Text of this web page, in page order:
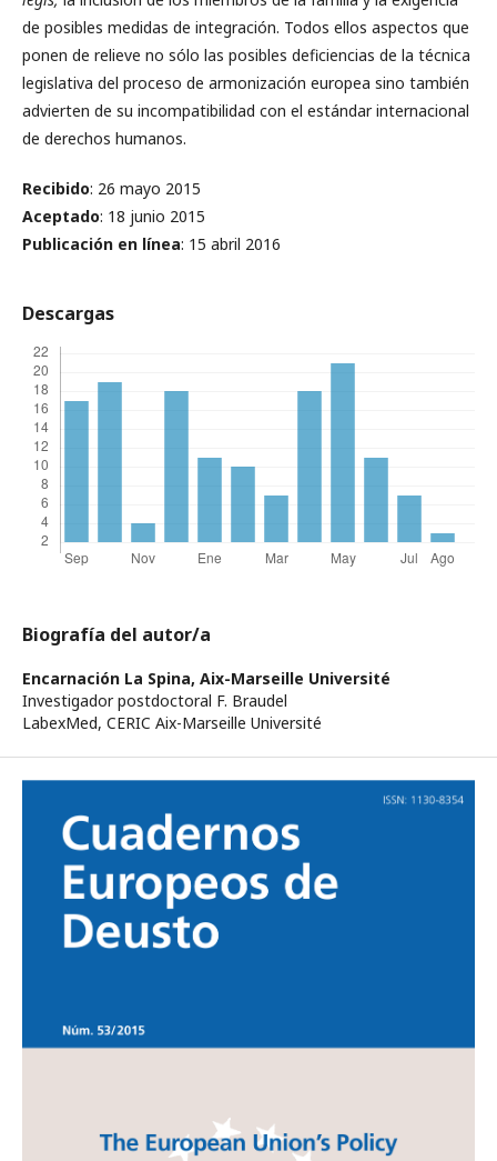
de posibles medidas de integración. Todos ellos aspectos que
ponen de relieve no sólo las posibles deficiencias de la técnica
legislativa del proceso de armonización europea sino también
advierten de su incompatibilidad con el estándar internacional
de derechos humanos.
Recibido: 26 mayo 2015
Aceptado: 18 junio 2015
Publicación en línea: 15 abril 2016
Descargas
Biografía del autor/a
Encarnación La Spina, Aix-Marseille Université
Investigador postdoctoral F. Braudel
LabexMed, CERIC Aix-Marseille Université